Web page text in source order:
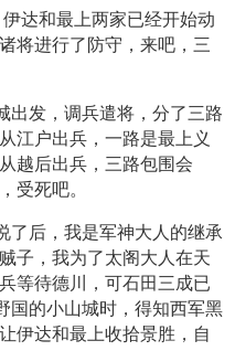
达和最上两家已经开始动
将进行了防守，来吧，三
发，调兵遣将，分了三路
江户出兵，一路是最上义
越后出兵，三路包围会
受死吧。
后，我是军神大人的继承
子，我为了太阁大人在天
等待德川，可石田三成已
国的小山城时，得知西军黑
伊达和最上收拾景胜，自